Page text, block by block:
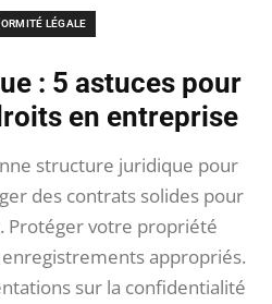
LÉGALE
: 5 astuces pour
en entreprise
structure juridique pour
des contrats solides pour
Protéger votre propriété
appropriés.
sur la confidentialité